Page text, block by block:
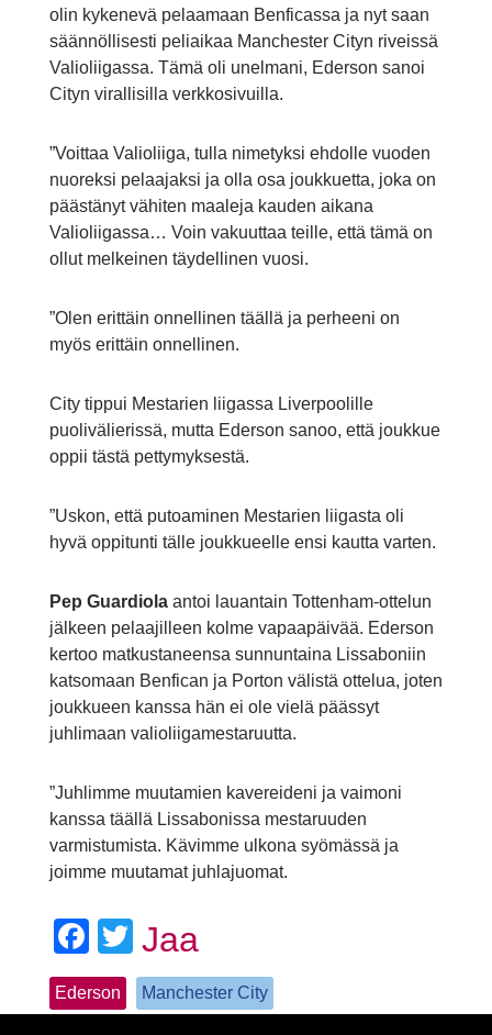
olin kykenevä pelaamaan Benficassa ja nyt saan
säännöllisesti peliaikaa Manchester Cityn riveissä
Valioliigassa. Tämä oli unelmani, Ederson sanoi
Cityn virallisilla verkkosivuilla.
”Voittaa Valioliiga, tulla nimetyksi ehdolle vuoden
nuoreksi pelaajaksi ja olla osa joukkuetta, joka on
päästänyt vähiten maaleja kauden aikana
Valioliigassa… Voin vakuuttaa teille, että tämä on
ollut melkeinen täydellinen vuosi.
”Olen erittäin onnellinen täällä ja perheeni on
myös erittäin onnellinen.
City tippui Mestarien liigassa Liverpoolille
puolivälierissä, mutta Ederson sanoo, että joukkue
oppii tästä pettymyksestä.
”Uskon, että putoaminen Mestarien liigasta oli
hyvä oppitunti tälle joukkueelle ensi kautta varten.
Pep Guardiolaantoi lauantain Tottenham-ottelun
jälkeen pelaajilleen kolme vapaapäivää. Ederson
kertoo matkustaneensa sunnuntaina Lissaboniin
katsomaan Benfican ja Porton välistä ottelua, joten
joukkueen kanssa hän ei ole vielä päässyt
juhlimaan valioliigamestaruutta.
”Juhlimme muutamien kavereideni ja vaimoni
kanssa täällä Lissabonissa mestaruuden
varmistumista. Kävimme ulkona syömässä ja
joimme muutamat juhlajuomat.
Facebook
Twitter
Jaa
Ederson Manchester City